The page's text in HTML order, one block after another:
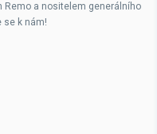
Remo a nositelem generálního
se k nám!